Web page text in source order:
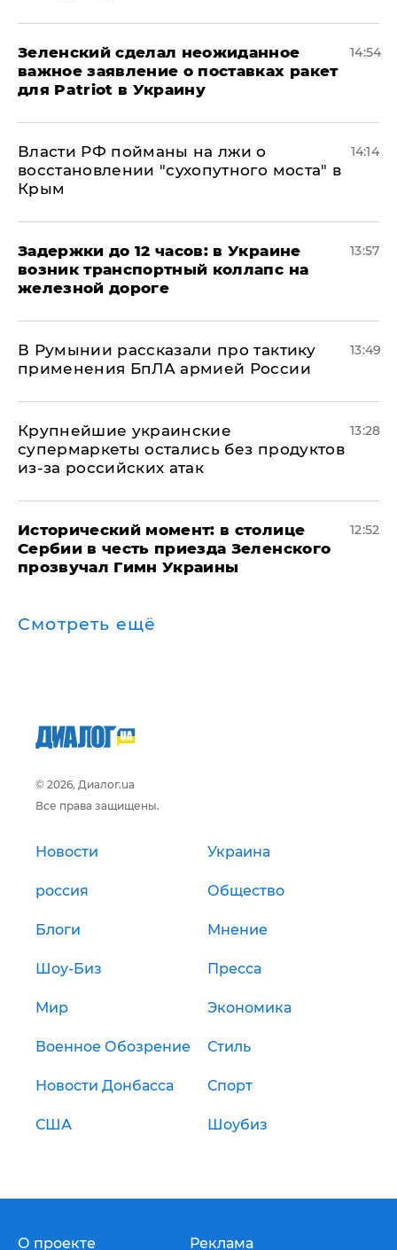
Зеленский сделал неожиданное
важное заявление о поставках ракет
для Patriot в Украину
14:54
Власти РФ пойманы на лжи о
восстановлении "сухопутного моста" в
Крым
14:14
Задержки до 12 часов: в Украине
возник транспортный коллапс на
железной дороге
13:57
В Румынии рассказали про тактику
применения БпЛА армией России
13:49
Крупнейшие украинские
супермаркеты остались без продуктов
из-за российских атак
13:28
Исторический момент: в столице
Сербии в честь приезда Зеленского
прозвучал Гимн Украины
12:52
Смотреть ещё
© 2026, Диалог.ua
Все права защищены.
Новости Украина
россия Общество
Блоги Мнение
Шоу-Биз Пресса
Мир Экономика
Военное Обозрение Стиль
Новости Донбасса Спорт
США Шоубиз
О проекте Реклама